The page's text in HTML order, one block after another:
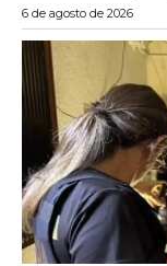
6 de agosto de 2026